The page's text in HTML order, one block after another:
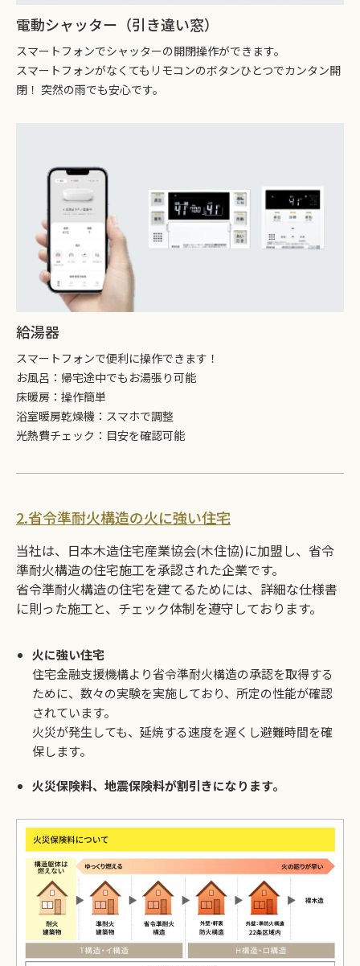
電動シャッター（引き違い窓）
スマートフォンでシャッターの開閉操作ができます。
スマートフォンがなくてもリモコンのボタンひとつでカンタン開
閉！ 突然の雨でも安心です。
給湯器
スマートフォンで便利に操作できます！
お風呂：帰宅途中でもお湯張り可能
床暖房：操作簡単
浴室暖房乾燥機：スマホで調整
光熱費チェック：目安を確認可能
2.省令準耐火構造の火に強い住宅
当社は、日本木造住宅産業協会(木住協)に加盟し、省令
準耐火構造の住宅施工を承認された企業です。
省令準耐火構造の住宅を建てるためには、詳細な仕様書
に則った施工と、チェック体制を遵守しております。
火に強い住宅
住宅金融支援機構より省令準耐火構造の承認を取得する
ために、数々の実験を実施しており、所定の性能が確認
されています。
火災が発生しても、延焼する速度を遅くし避難時間を確
保します。
火災保険料、地震保険料が割引きになります。